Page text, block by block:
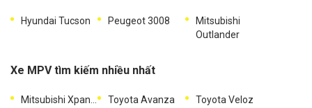
Hyundai Tucson Peugeot 3008
Mitsubishi
Outlander
Xe MPV tìm kiếm nhiều nhất
Mitsubishi Xpander Toyota Avanza Toyota Veloz